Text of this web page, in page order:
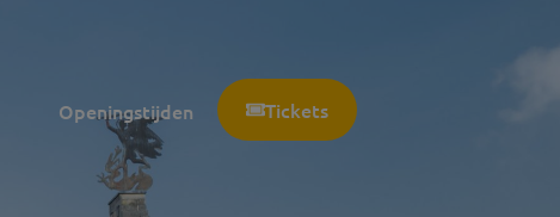
Openingstijden Tickets